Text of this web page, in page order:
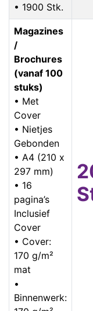
• 1900 Stk.
Magazines
/
Brochures
(vanaf 100
stuks)
• Met
Cover
• Nietjes
Gebonden
• A4 (210 x
297 mm)
• 16
pagina’s
Inclusief
Cover
• Cover:
170 g/m²
mat
•
Binnenwerk: